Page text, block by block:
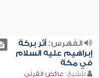
الفهرس:أثر بركة
إبراهيم عليه السلام
في مكة
للشيخ: عائض القرني